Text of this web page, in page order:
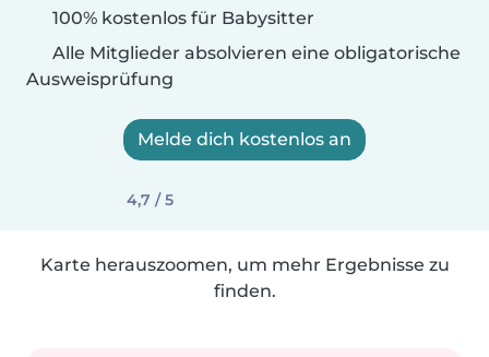
100% kostenlos für Babysitter
Alle Mitglieder absolvieren eine obligatorische
Ausweisprüfung
Melde dich kostenlos an
4,7 / 5
Karte herauszoomen, um mehr Ergebnisse zu
finden.